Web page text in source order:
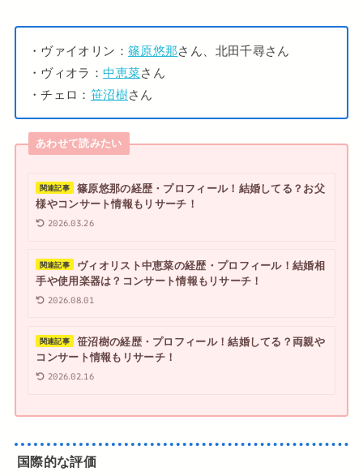
・ヴァイオリン： 篠原悠那さん、北田千尋さん
・ヴィオラ：中恵菜さん
・チェロ： 笹沼樹さん
あわせて読みたい
関連記事
篠原悠那の経歴・プロフィール！結婚してる？お父
様やコンサート情報もリサーチ！
2026.03.26
関連記事
ヴィオリスト中恵菜の経歴・プロフィール！結婚相
手や使用楽器は？コンサート情報もリサーチ！
2026.08.01
関連記事
笹沼樹の経歴・プロフィール！結婚してる？両親や
コンサート情報もリサーチ！
2026.02.16
国際的な評価